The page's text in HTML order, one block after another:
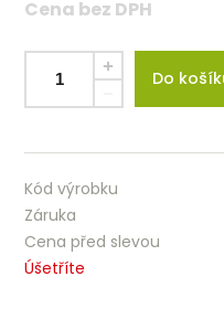
Cena bez DPH
Do
Kód výrobku
Záruka
Cena před slevou
Úšetříte